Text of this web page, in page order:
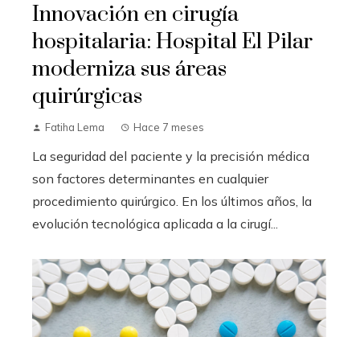
Innovación en cirugía
hospitalaria: Hospital El Pilar
moderniza sus áreas
quirúrgicas
Fatiha Lema Hace 7 meses
La seguridad del paciente y la precisión médica
son factores determinantes en cualquier
procedimiento quirúrgico. En los últimos años, la
evolución tecnológica aplicada a la cirugí...